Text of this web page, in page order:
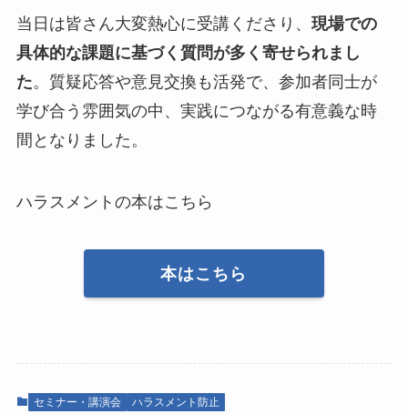
当日は皆さん大変熱心に受講くださり、 現場での
具体的な課題に基づく質問が多く寄せられまし
た。質疑応答や意見交換も活発で、参加者同士が
学び合う雰囲気の中、実践につながる有意義な時
間となりました。
ハラスメントの本はこちら
本はこちら
セミナー・講演会 ハラスメント防止